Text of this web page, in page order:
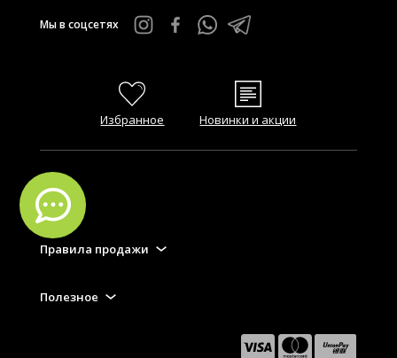
Мы в соцсетях
Избранное Новинки и акции
FAQ
Правила продажи
Полезное